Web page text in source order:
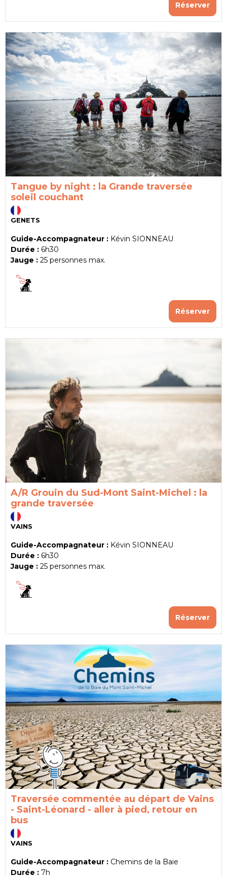
Réserver
Tangue by night : la Grande traversée
soleil couchant
GENETS
Guide-Accompagnateur : Kévin SIONNEAU
Durée : 6h30
Jauge : 25 personnes max.
Réserver
A/R Grouin du Sud-Mont Saint-Michel : la
grande traversée
VAINS
Guide-Accompagnateur : Kévin SIONNEAU
Durée : 6h30
Jauge : 25 personnes max.
Réserver
Traversée commentée au départ de Vains
- Saint-Léonard - aller à pied, retour en
bus
VAINS
Guide-Accompagnateur : Chemins de la Baie
Durée : 7h